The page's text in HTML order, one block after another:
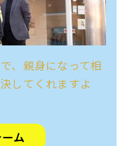
、親身になって相
してくれますよ
ム